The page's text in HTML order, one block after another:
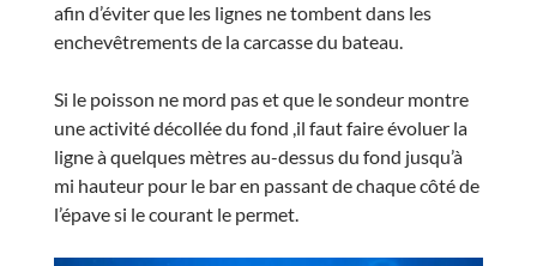
afin d’éviter que les lignes ne tombent dans les
enchevêtrements de la carcasse du bateau.
Si le poisson ne mord pas et que le sondeur montre
une activité décollée du fond ,il faut faire évoluer la
ligne à quelques mètres au-dessus du fond jusqu’à
mi hauteur pour le bar en passant de chaque côté de
l’épave si le courant le permet.